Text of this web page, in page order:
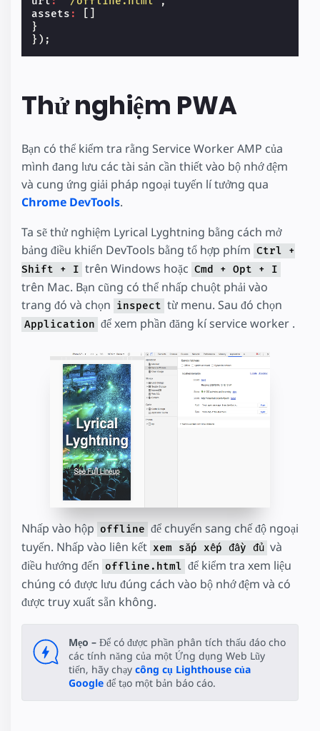
assets :
}
});
Thử nghiệm PWA
Bạn có thể kiểm tra rằng Service Worker AMP của
mình đang lưu các tài sản cần thiết vào bộ nhớ đệm
và cung ứng giải pháp ngoại tuyến lí tưởng qua
Chrome DevTools.
Ta sẽ thử nghiệm Lyrical Lyghtning bằng cách mở
bảng điều khiển DevTools bằng tổ hợp phím Ctrl +
Shift + I trên Windows hoặc Cmd + Opt + I
trên Mac. Bạn cũng có thể nhấp chuột phải vào
trang đó và chọn inspect từ menu. Sau đó chọn
Application để xem phần đăng kí service worker .
Nhấp vào hộp offline để chuyển sang chế độ ngoại
tuyến. Nhấp vào liên kết xem sắp xếp đầy đủ và
điều hướng đến offline.html để kiểm tra xem liệu
chúng có được lưu đúng cách vào bộ nhớ đệm và có
được truy xuất sẵn không.
Mẹo – Để có được phần phân tích thấu đáo cho
các tính năng của một Ứng dụng Web Lũy
tiến, hãy chạy công cụ Lighthouse của
Google để tạo một bản báo cáo.